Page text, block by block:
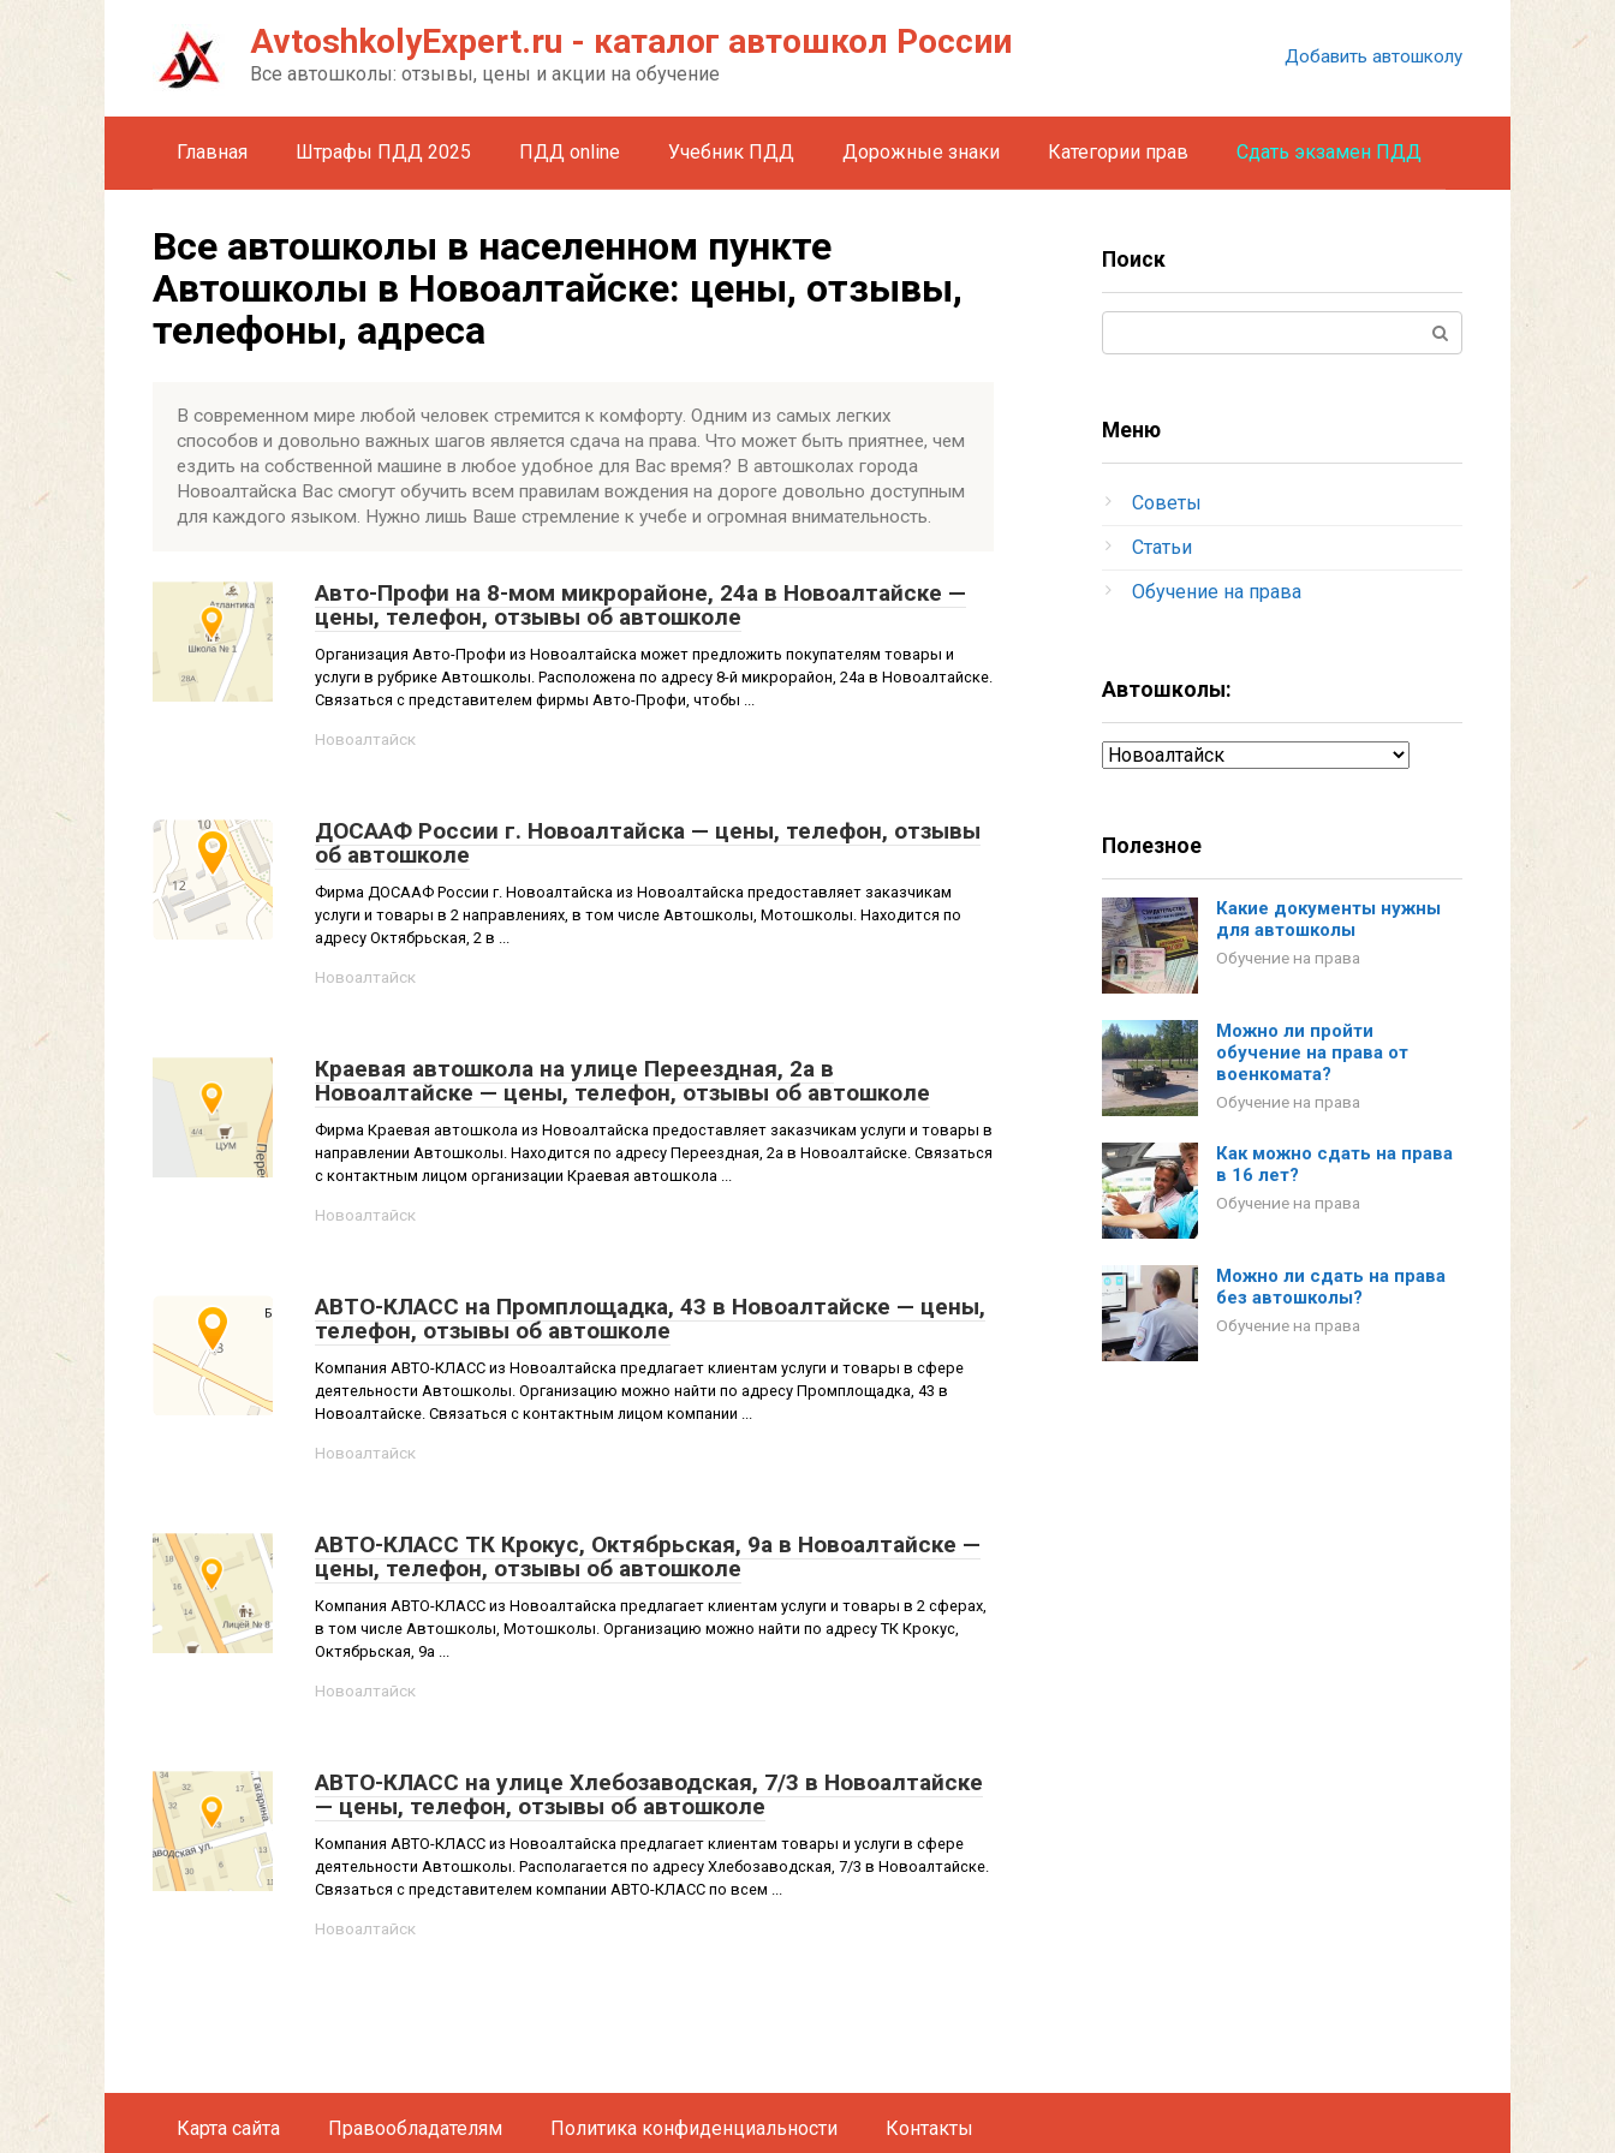
AvtoshkolyExpert.ru - каталог автошкол России
Все автошколы: отзывы, цены и акции на обучение
Добавить автошколу
Главная Штрафы ПДД 2025 ПДД online Учебник ПДД Дорожные знаки Категории прав Сдать экзамен ПДД
Все автошколы в населенном пункте
Автошколы в Новоалтайске: цены, отзывы,
телефоны, адреса
В современном мире любой человек стремится к комфорту. Одним из самых легких
способов и довольно важных шагов является сдача на права. Что может быть приятнее, чем
ездить на собственной машине в любое удобное для Вас время? В автошколах города
Новоалтайска Вас смогут обучить всем правилам вождения на дороге довольно доступным
для каждого языком. Нужно лишь Ваше стремление к учебе и огромная внимательность.
Авто-Профи на 8-мом микрорайоне, 24а в Новоалтайске —
цены, телефон, отзывы об автошколе
Организация Авто-Профи из Новоалтайска может предложить покупателям товары и
услуги в рубрике Автошколы. Расположена по адресу 8-й микрорайон, 24а в Новоалтайске.
Связаться с представителем фирмы Авто-Профи, чтобы ...
Новоалтайск
ДОСААФ России г. Новоалтайска — цены, телефон, отзывы
об автошколе
Фирма ДОСААФ России г. Новоалтайска из Новоалтайска предоставляет заказчикам
услуги и товары в 2 направлениях, в том числе Автошколы, Мотошколы. Находится по
адресу Октябрьская, 2 в ...
Новоалтайск
Краевая автошкола на улице Переездная, 2а в
Новоалтайске — цены, телефон, отзывы об автошколе
Фирма Краевая автошкола из Новоалтайска предоставляет заказчикам услуги и товары в
направлении Автошколы. Находится по адресу Переездная, 2а в Новоалтайске. Связаться
с контактным лицом организации Краевая автошкола ...
Новоалтайск
АВТО-КЛАСС на Промплощадка, 43 в Новоалтайске — цены,
телефон, отзывы об автошколе
Компания АВТО-КЛАСС из Новоалтайска предлагает клиентам услуги и товары в сфере
деятельности Автошколы. Организацию можно найти по адресу Промплощадка, 43 в
Новоалтайске. Связаться с контактным лицом компании ...
Новоалтайск
АВТО-КЛАСС ТК Крокус, Октябрьская, 9а в Новоалтайске —
цены, телефон, отзывы об автошколе
Компания АВТО-КЛАСС из Новоалтайска предлагает клиентам услуги и товары в 2 сферах,
в том числе Автошколы, Мотошколы. Организацию можно найти по адресу ТК Крокус,
Октябрьская, 9а ...
Новоалтайск
АВТО-КЛАСС на улице Хлебозаводская, 7/3 в Новоалтайске
— цены, телефон, отзывы об автошколе
Компания АВТО-КЛАСС из Новоалтайска предлагает клиентам товары и услуги в сфере
деятельности Автошколы. Располагается по адресу Хлебозаводская, 7/3 в Новоалтайске.
Связаться с представителем компании АВТО-КЛАСС по всем ...
Новоалтайск
Поиск
Меню
Советы
Статьи
Обучение на права
Автошколы:
Автошколы:
Полезное
Какие документы нужны
для автошколы
Обучение на права
Можно ли пройти
обучение на права от
военкомата?
Обучение на права
Как можно сдать на права
в 16 лет?
Обучение на права
Можно ли сдать на права
без автошколы?
Обучение на права
Карта сайта Правообладателям Политика конфиденциальности Контакты